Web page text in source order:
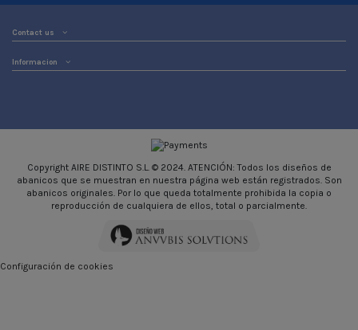
Contact us
Informacion
Copyright AIRE DISTINTO S.L. © 2024. ATENCIÓN: Todos los diseños de
abanicos que se muestran en nuestra página web están registrados. Son
abanicos originales. Por lo que queda totalmente prohibida la copia o
reproducción de cualquiera de ellos, total o parcialmente.
Configuración de cookies